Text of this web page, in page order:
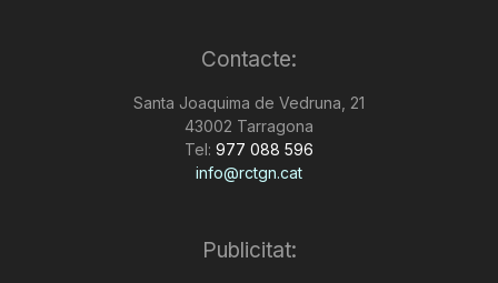
Contacte:
Santa Joaquima de Vedruna, 21
43002 Tarragona
Tel: 977 088 596
info@rctgn.cat
Publicitat: